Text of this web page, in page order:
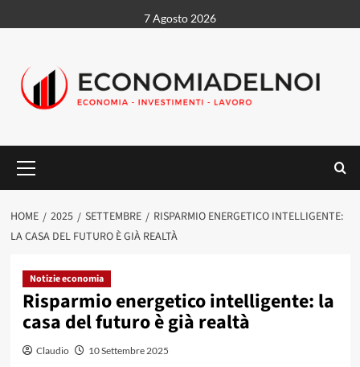
al
7 Agosto 2026
principale
HOME 2025 SETTEMBRE
RISPARMIO ENERGETICO INTELLIGENTE:
LA CASA DEL FUTURO È GIÀ REALTÀ
Notizie economia
Risparmio energetico intelligente: la
casa del futuro è già realtà
Claudio 10 Settembre 2025